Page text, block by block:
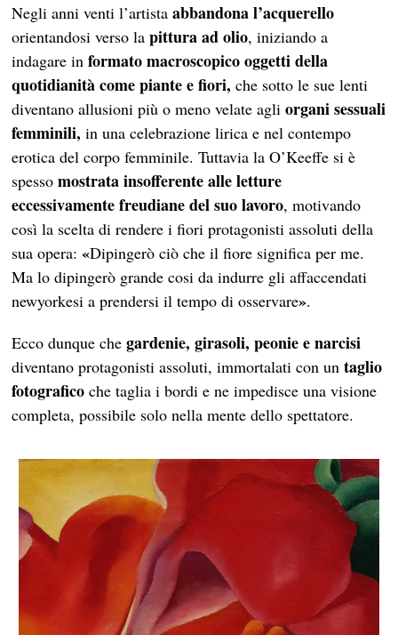
Negli anni venti l’artistaabbandona l’acquerello
orientandosi verso lapittura ad olio, iniziando a
indagare informato macroscopico oggetti della
quotidianità come piante e fiori,che sotto le sue lenti
diventano allusioni più o meno velate agliorgani sessuali
femminili, in una celebrazione lirica e nel contempo
erotica del corpo femminile. Tuttavia la O’Keeffe si è
spessomostrata insofferente alle letture
eccessivamente freudiane del suo lavoro, motivando
così la scelta di rendere i fiori protagonisti assoluti della
sua opera:«Dipingerò ciò che il fiore significa per me.
Ma lo dipingerò grande cosi da indurre gli affaccendati
newyorkesi a prendersi il tempo di osservare».
Ecco dunque chegardenie, girasoli, peonie e narcisi
diventano protagonisti assoluti, immortalati con untaglio
fotografico che taglia i bordi e ne impedisce una visione
completa, possibile solo nella mente dello spettatore.